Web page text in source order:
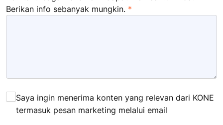
Berikan info sebanyak mungkin.
Saya ingin menerima konten yang relevan dari KONE
termasuk pesan marketing melalui email